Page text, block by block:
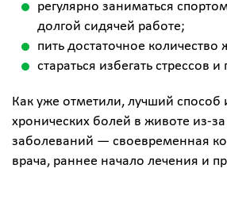
регулярно заниматься
долгой сидячей работе;
пить достаточное количество
стараться избегать стрессов
Как уже отметили, лучший способ
хронических болей в животе из-
заболеваний — своевременная
врача, раннее начало лечения и